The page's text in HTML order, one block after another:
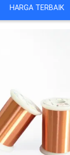
HARGA TERBAIK